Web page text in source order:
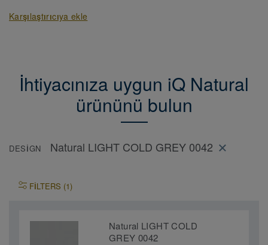
Karşılaştırıcıya ekle
İhtiyacınıza uygun iQ Natural
ürününü bulun
DESIGN Natural LIGHT COLD GREY 0042
FILTERS (1)
Natural LIGHT COLD
GREY 0042